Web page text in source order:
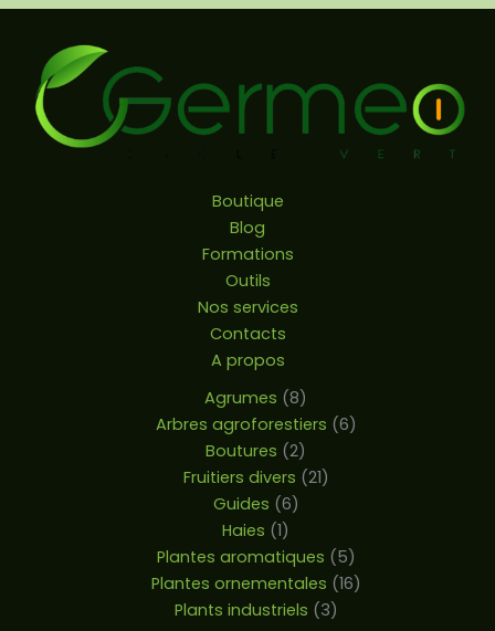
Boutique
Blog
Formations
Outils
Nos services
Contacts
A propos
Agrumes 8
Arbres agroforestiers 6
Boutures 2
Fruitiers divers 21
Guides 6
Haies 1
Plantes aromatiques
5
Plantes ornementales 16
Plants industriels
3